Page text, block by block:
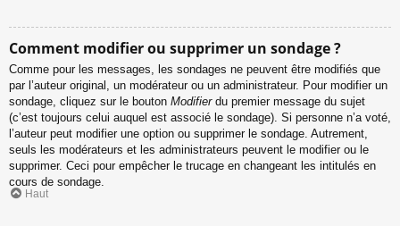
Comment modifier ou supprimer un sondage ?
Comme pour les messages, les sondages ne peuvent être modifiés que
par l’auteur original, un modérateur ou un administrateur. Pour modifier un
sondage, cliquez sur le bouton Modifierdu premier message du sujet
(c’est toujours celui auquel est associé le sondage). Si personne n’a voté,
l’auteur peut modifier une option ou supprimer le sondage. Autrement,
seuls les modérateurs et les administrateurs peuvent le modifier ou le
supprimer. Ceci pour empêcher le trucage en changeant les intitulés en
cours de sondage.
Haut